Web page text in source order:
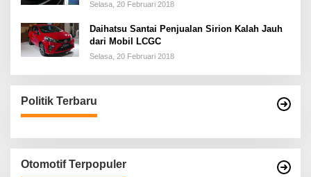
Selasa, 20 Februari 2018
Daihatsu Santai Penjualan Sirion Kalah Jauh
dari Mobil LCGC
Selasa, 20 Februari 2018
Politik Terbaru
Otomotif Terpopuler